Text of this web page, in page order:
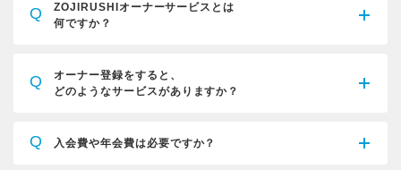
Q
ZOJIRUSHIオーナーサービスとは
何ですか？
Q
オーナー登録をすると、
どのようなサービスがありますか？
Q 入会費や年会費は必要ですか？